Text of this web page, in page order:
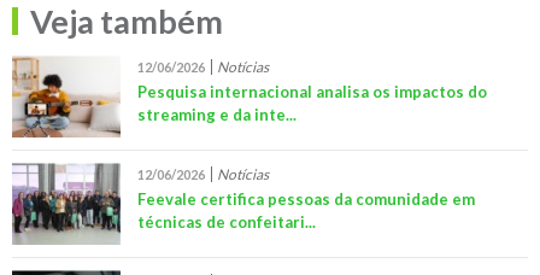
Veja também
12/06/2026 Notícias
Pesquisa internacional analisa os impactos do
streaming e da inte...
12/06/2026 Notícias
Feevale certifica pessoas da comunidade em
técnicas de confeitari...